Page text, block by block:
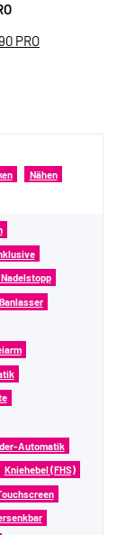
PRO
Nähen
Automatik
Kniehebel (FHS)